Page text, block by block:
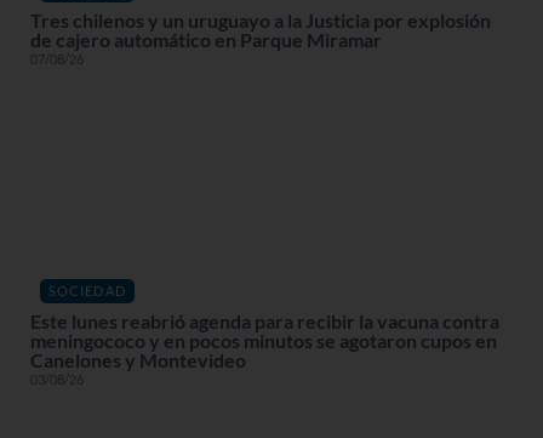
Tres chilenos y un uruguayo a la Justicia por explosión
de cajero automático en Parque Miramar
07/08/26
SOCIEDAD
Este lunes reabrió agenda para recibir la vacuna contra
meningococo y en pocos minutos se agotaron cupos en
Canelones y Montevideo
03/08/26